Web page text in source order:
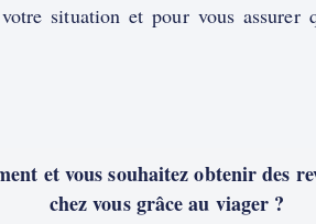
situation et pour vous assurer
et vous souhaitez obtenir des
chez vous grâce au viager ?